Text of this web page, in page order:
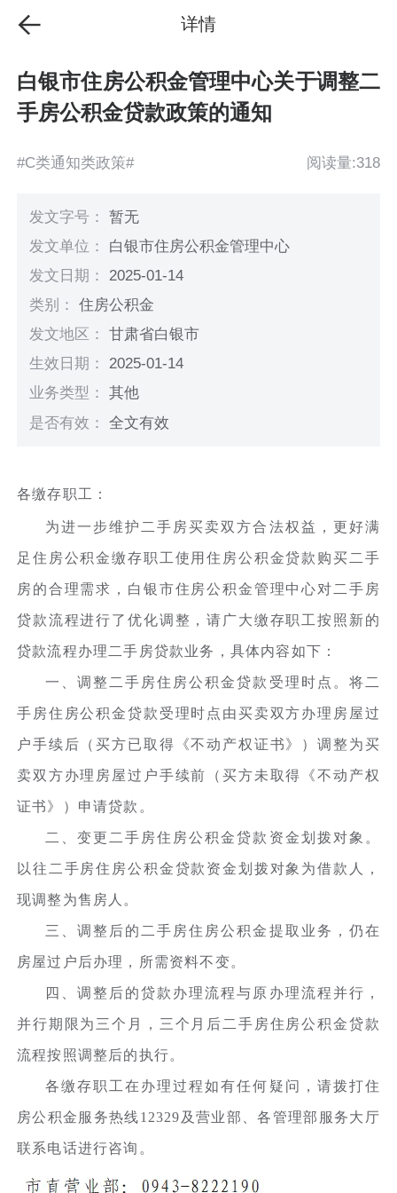
详情
白银市住房公积金管理中心关于调整二
手房公积金贷款政策的通知
#C类通知类政策# 阅读量:318
发文字号：暂无
发文单位： 白银市住房公积金管理中心
发文日期： 2025-01-14
类别：住房公积金
发文地区：甘肃省白银市
生效日期： 2025-01-14
业务类型：其他
是否有效：全文有效
各缴存职工：
为进一步维护二手房买卖双方合法权益，更好满
足住房公积金缴存职工使用住房公积金贷款购买二手
房的合理需求，白银市住房公积金管理中心对二手房
贷款流程进行了优化调整，请广大缴存职工按照新的
贷款流程办理二手房贷款业务，具体内容如下：
一、调整二手房住房公积金贷款受理时点。将二
手房住房公积金贷款受理时点由买卖双方办理房屋过
户手续后（买方已取得《不动产权证书》）调整为买
卖双方办理房屋过户手续前（买方未取得《不动产权
证书》）申请贷款。
二、变更二手房住房公积金贷款资金划拨对象。
以往二手房住房公积金贷款资金划拨对象为借款人，
现调整为售房人。
三、调整后的二手房住房公积金提取业务，仍在
房屋过户后办理，所需资料不变。
四、调整后的贷款办理流程与原办理流程并行，
并行期限为三个月，三个月后二手房住房公积金贷款
流程按照调整后的执行。
各缴存职工在办理过程如有任何疑问，请拨打住
房公积金服务热线12329及营业部、各管理部服务大厅
联系电话进行咨询。